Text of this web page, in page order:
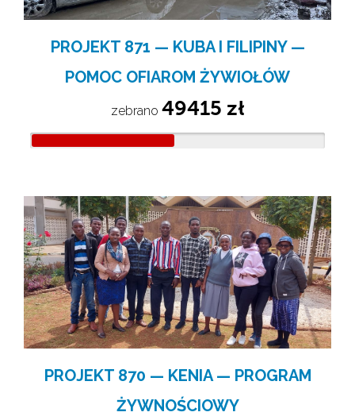
PROJEKT 871 — KUBA I FILIPINY —
POMOC OFIAROM ŻYWIOŁÓW
zebrano 49415 zł
PROJEKT 870 — KENIA — PROGRAM
ŻYWNOŚCIOWY